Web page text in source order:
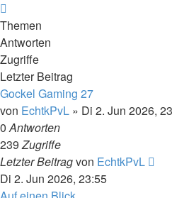
Themen
Antworten
Zugriffe
Letzter Beitrag
Gockel Gaming 27
von EchtkPvL » Di 2. Jun 2026,
0Antworten
239Zugriffe
Letzter Beitragvon EchtkPvL
Di 2. Jun 2026, 23:55